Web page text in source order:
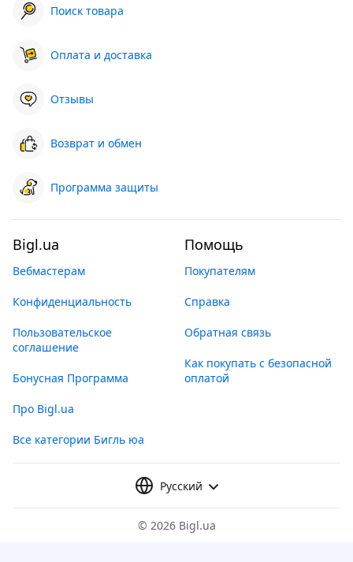
Поиск товара
Оплата и доставка
Отзывы
Возврат и обмен
Программа защиты
Bigl.ua
Вебмастерам
Конфиденциальность
Пользовательское
соглашение
Бонусная Программа
Про Bigl.ua
Все категории Бигль юа
Помощь
Покупателям
Справка
Обратная связь
Как покупать с безопасной
оплатой
Русский
© 2026 Bigl.ua